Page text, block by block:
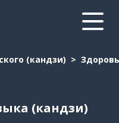
(кандзи)
(кандзи)